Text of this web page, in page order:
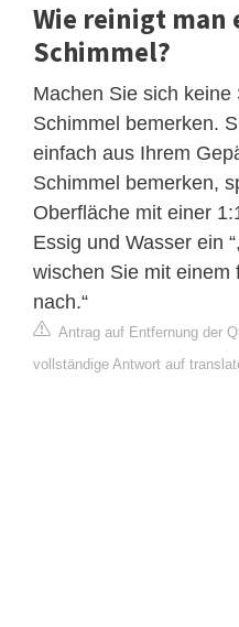
Wie reinigt man
Schimmel?
Machen Sie sich
Schimmel bemerken.
einfach aus Ihrem
Schimmel bemerken,
Oberfläche mit einer
Essig und Wasser ein
wischen Sie mit einem
nach.“
Antrag auf Entfernung der
vollständige Antwort auf